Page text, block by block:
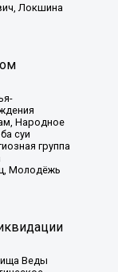
Локшина
Народное
суи
группа
Молодёжь
Веды